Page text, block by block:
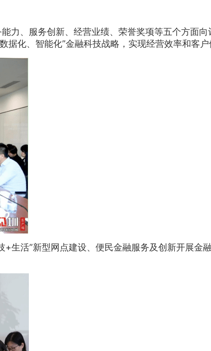
、服务创新、经营业绩、荣誉奖项等五个方面
化、智能化”金融科技战略，实现经营效率和客户
活”新型网点建设、便民金融服务及创新开展金